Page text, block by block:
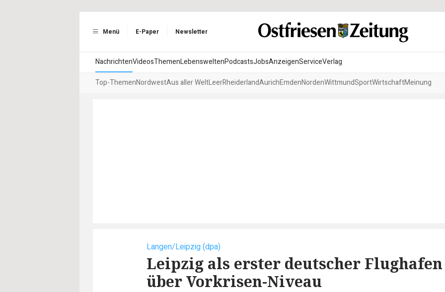
Menü E-Paper Newsletter
NachrichtenVideosThemenLebensweltenPodcastsJobsAnzeigenServiceVerlag
Top-ThemenNordwestAus aller WeltLeerRheiderlandAurichEmdenNordenWittmundSportWirtschaftMeinung
Langen/Leipzig (dpa)
Leipzig als erster deutscher Flughafen
über Vorkrisen-Niveau